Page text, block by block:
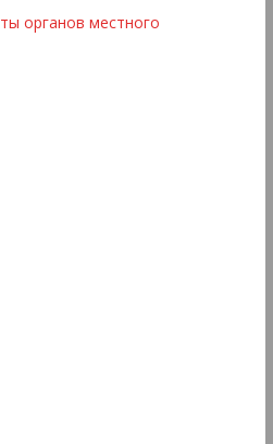
органов местного